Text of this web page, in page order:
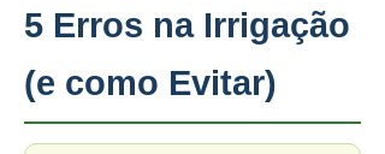
5 Erros na Irrigação
(e como Evitar)